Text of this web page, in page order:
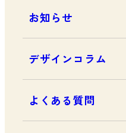
お知らせ
デザインコラム
よくある質問